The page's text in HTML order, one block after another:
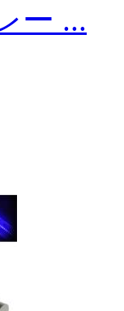
ー ...